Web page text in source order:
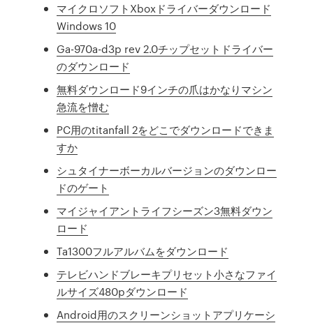
マイクロソフトXboxドライバーダウンロード
Windows 10
Ga-970a-d3p rev 2.0チップセットドライバー
のダウンロード
無料ダウンロード9インチの爪はかなりマシン
急流を憎む
PC用のtitanfall 2をどこでダウンロードできま
すか
シュタイナーボーカルバージョンのダウンロー
ドのゲート
マイジャイアントライフシーズン3無料ダウン
ロード
Ta1300フルアルバムをダウンロード
テレビハンドブレーキプリセット小さなファイ
ルサイズ480pダウンロード
Android用のスクリーンショットアプリケーシ